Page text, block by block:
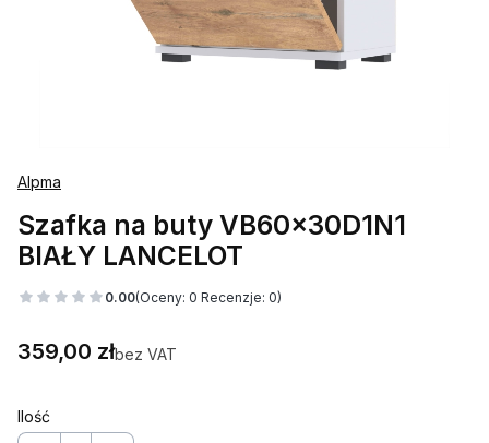
Alpma
Szafka na buty VB60x30D1N1
BIAŁY LANCELOT
0.00(Oceny: 0 Recenzje: 0)
Cena
359,00 złbez VAT
Ilość